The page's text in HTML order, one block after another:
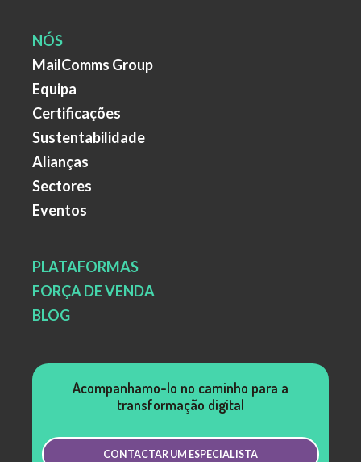
NÓS
MailComms Group
Equipa
Certificações
Sustentabilidade
Alianças
Sectores
Eventos
PLATAFORMAS
FORÇA DE VENDA
BLOG
Acompanhamo-lo no caminho para a
transformação digital
CONTACTAR UM ESPECIALISTA